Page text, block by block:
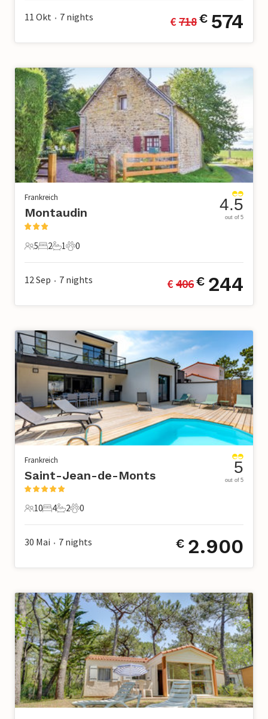
11 Okt • 7 nights € 718€ 574
Frankreich
Montaudin
5 Gäste
5
2 Schlafzimmer
2
1 Badezimmer
1
0 Haustiere
0
4.5
out of 5
12 Sep • 7 nights € 406€ 244
Frankreich
Saint-Jean-de-Monts
10 Gäste
10
4 Schlafzimmer
4
2 Badezimmer
2
0 Haustiere
0
5
out of 5
30 Mai • 7 nights € 2.900